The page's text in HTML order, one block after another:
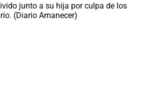
junto a su hija por culpa de los
(Diario Amanecer)